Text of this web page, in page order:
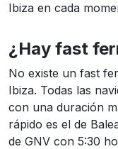
Ibiza en cada
¿Hay fast
No existe un fast
Ibiza. Todas las
con una duración
rápido es el de
de GNV con 5:30